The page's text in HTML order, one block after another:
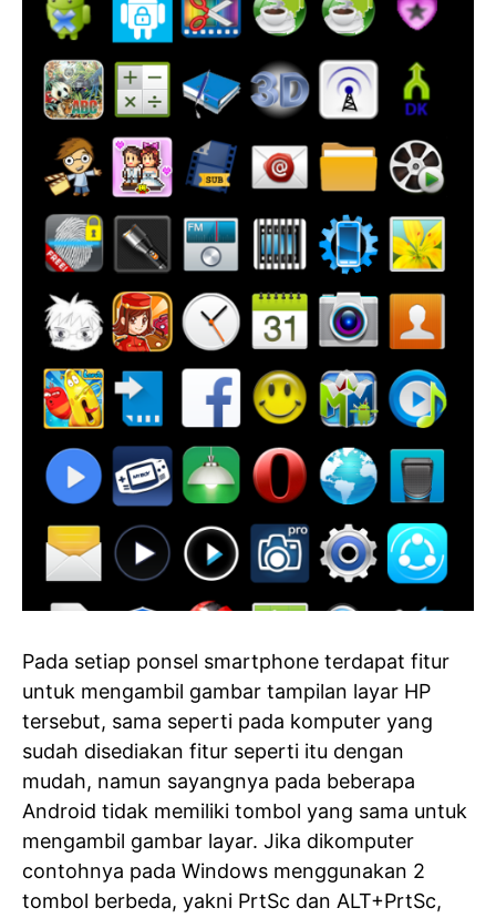
Pada setiap ponsel smartphone terdapat fitur
untuk mengambil gambar tampilan layar HP
tersebut, sama seperti pada komputer yang
sudah disediakan fitur seperti itu dengan
mudah, namun sayangnya pada beberapa
Android tidak memiliki tombol yang sama untuk
mengambil gambar layar. Jika dikomputer
contohnya pada Windows menggunakan 2
tombol berbeda, yakni PrtSc dan ALT+PrtSc,